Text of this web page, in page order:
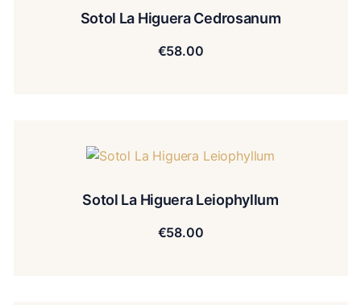
Sotol La Higuera Cedrosanum
€58.00
Sotol La Higuera Leiophyllum
€58.00